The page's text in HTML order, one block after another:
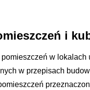
i
w
w przepisach